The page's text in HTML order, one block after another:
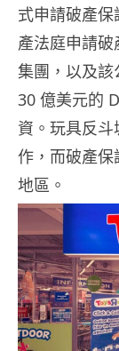
式申請破產
產法庭申請
集團，以及
30 億美元的
資。玩具反
作，而破產
地區。